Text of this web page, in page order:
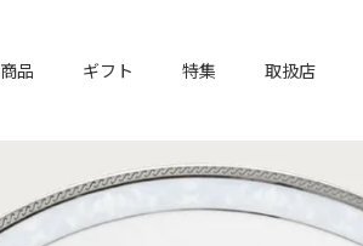
商品 ギフト 特集 取扱店